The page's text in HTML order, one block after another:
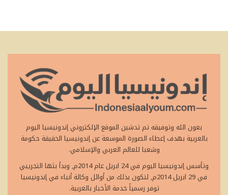
بعون الله وتوفيقه تم تدشين الموقع الإلكتروني إندونيسيا اليوم
بالعربية بهدف إعطاء الصورة الموسعة عن إندونيسيا الحقيقة حكومة
وشعبا للعالم العربي والإسلامي.
وتأسس إندونيسيا اليوم في 24 ابريل عام 2014م, وبدأ بثها التجريبي
في 29 ابريل 2014م, لتكون بذلك من أوائل وكالة أنباء في إندونيسيا
توفر رسمياً خدمة الأخبار بالعربية.